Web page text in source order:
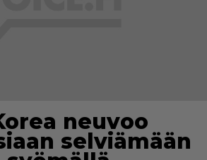
neuvoo
selviämään